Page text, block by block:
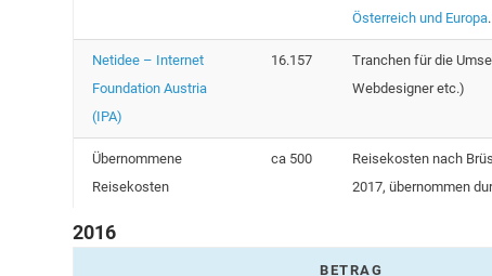
Österreich und Europa
Netidee – Internet
Foundation Austria
(IPA)
16.157 Tranchen für die
Webdesigner etc.)
Übernommene
Reisekosten
ca 500
Reisekosten nach
2017, übernommen
2016
BETRAG